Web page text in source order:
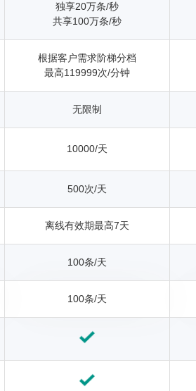
独享20万条/秒
共享100万条/秒
根据客户需求阶梯分档
最高119999次/分钟
无限制
10000/天
500次/天
离线有效期最高7天
100条/天
100条/天